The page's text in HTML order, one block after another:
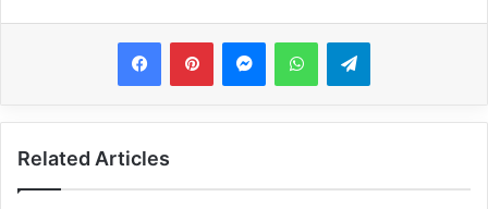
MessengerWhatsAppTelegram
Related Articles